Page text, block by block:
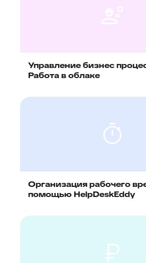
Управление бизнес
Работа в облаке
Организация рабочего
помощью HelpDeskEddy